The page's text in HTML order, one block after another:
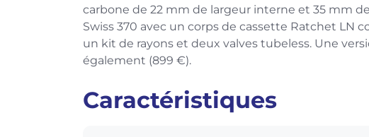
carbone de 22 mm de largeur interne et 35 mm
Swiss 370 avec un corps de cassette Ratchet LN
un kit de rayons et deux valves tubeless. Une
également (899 €).
Caractéristiques